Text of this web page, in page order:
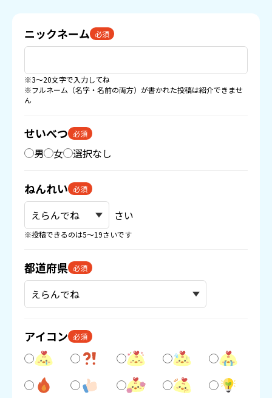
ニックネーム 必須
※3〜20文字で入力してね
※フルネーム（名字・名前の両方）が書かれた投稿は紹介できませ
ん
せいべつ 必須
男 女 選択なし
ねんれい 必須
さい
※投稿できるのは5〜19さいです
都道府県 必須
アイコン 必須